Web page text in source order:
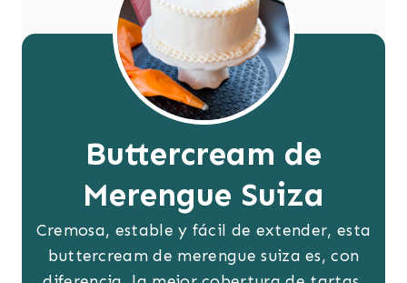
Buttercream de
Merengue Suiza
Cremosa, estable y fácil de extender, esta
buttercream de merengue suiza es, con